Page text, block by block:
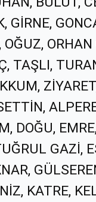
GİRNE,
OĞUZ,
TAŞLI,
DOĞU,
GAZİ,
KATRE,